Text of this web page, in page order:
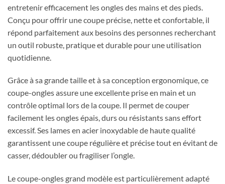
entretenir efficacement les ongles des mains et des pieds.
Conçu pour offrir une coupe précise, nette et confortable, il
répond parfaitement aux besoins des personnes recherchant
un outil robuste, pratique et durable pour une utilisation
quotidienne.
Grâce à sa grande taille et à sa conception ergonomique, ce
coupe-ongles assure une excellente prise en main et un
contrôle optimal lors de la coupe. Il permet de couper
facilement les ongles épais, durs ou résistants sans effort
excessif. Ses lames en acier inoxydable de haute qualité
garantissent une coupe régulière et précise tout en évitant de
casser, dédoubler ou fragiliser l’ongle.
Le coupe-ongles grand modèle est particulièrement adapté